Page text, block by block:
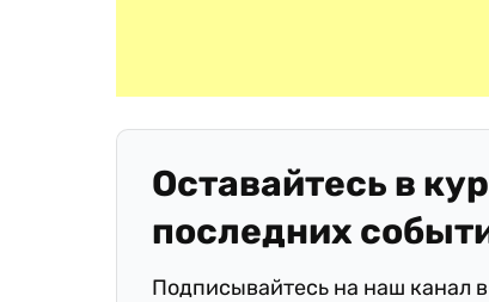
Оставайтесь в
последних
Подписывайтесь на наш канал